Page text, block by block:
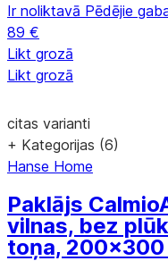
Ir noliktavā Pēdējie
89 €
Likt grozā
Likt grozā
citas varianti
+ Kategorijas (6)
Hanse Home
Paklājs Calmio
vilnas, bez
toņa, 200x300